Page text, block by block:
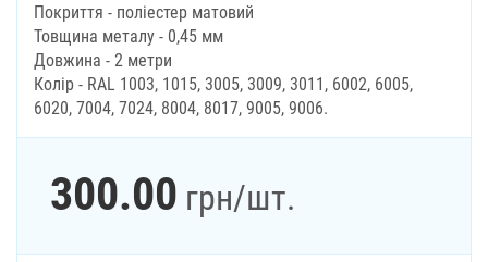
Покриття - поліестер матовий
Товщина металу - 0,45 мм
Довжина - 2 метри
Колір - RAL 1003, 1015, 3005, 3009, 3011, 6002, 6005,
6020, 7004, 7024, 8004, 8017, 9005, 9006.
300.00 грн/шт.